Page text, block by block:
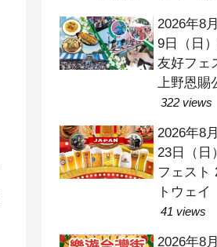
2026年8
9日（日
友好フェ
上野恩賜
（竹の台
322 views
2026年8
23日（日
フェスト
トウェイ
41 views
2026年8